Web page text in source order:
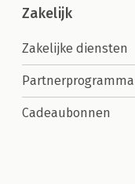
Zakelijk
Zakelijke diensten
Partnerprogramma
Cadeaubonnen